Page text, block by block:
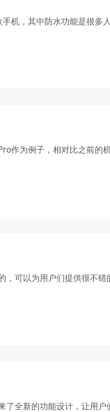
机，其中防水功能是很多
作为例子，相对比之前的
可以为用户们提供很不
全新的功能设计，让用